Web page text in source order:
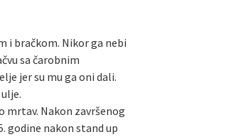
i bračkom. Nikor ga nebi
sa čarobnim
jer su mu ga oni dali.
Nakon završenog
godine nakon stand up